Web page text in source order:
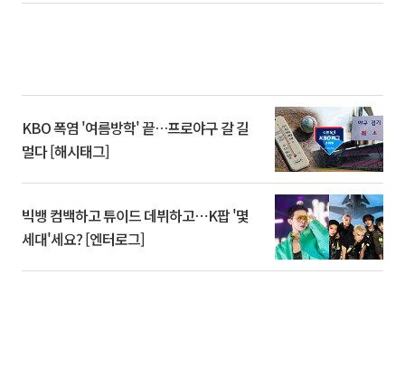
KBO 폭염 '여름방학' 끝…프로야구 갈 길
멀다 [해시태그]
빅뱅 컴백하고 튜이드 데뷔하고⋯K팝 '몇
세대'세요? [엔터로그]